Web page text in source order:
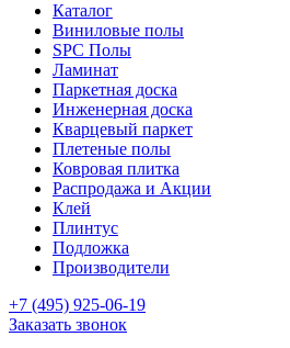
Каталог
Виниловые полы
SPC Полы
Ламинат
Паркетная доска
Инженерная доска
Кварцевый паркет
Плетеные полы
Ковровая плитка
Распродажа и Акции
Клей
Плинтус
Подложка
Производители
+7 (495) 925-06-19
Заказать звонок